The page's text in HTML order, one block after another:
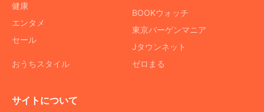
健康
エンタメ
セール
おうちスタイル
BOOKウォッチ
東京バーゲンマニア
Jタウンネット
ゼロまる
サイトについて